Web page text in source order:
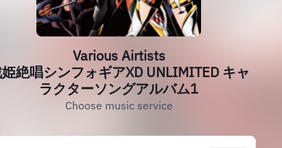
Various Airtists
絶唱シンフォギアXD UNLIMITED キャ
ラクターソングアルバム1
Choose music service